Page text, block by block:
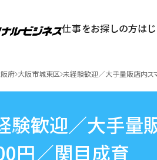
仕事をお探しの方は
府 大阪市城東区 未経験歓迎／大手量販店内ス
験歓迎／大手量
円／関目成育